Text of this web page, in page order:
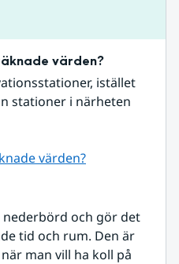
värden?
istället
stationer i närheten
värden?
nederbörd och gör det
tid och rum. Den är
man vill ha koll på